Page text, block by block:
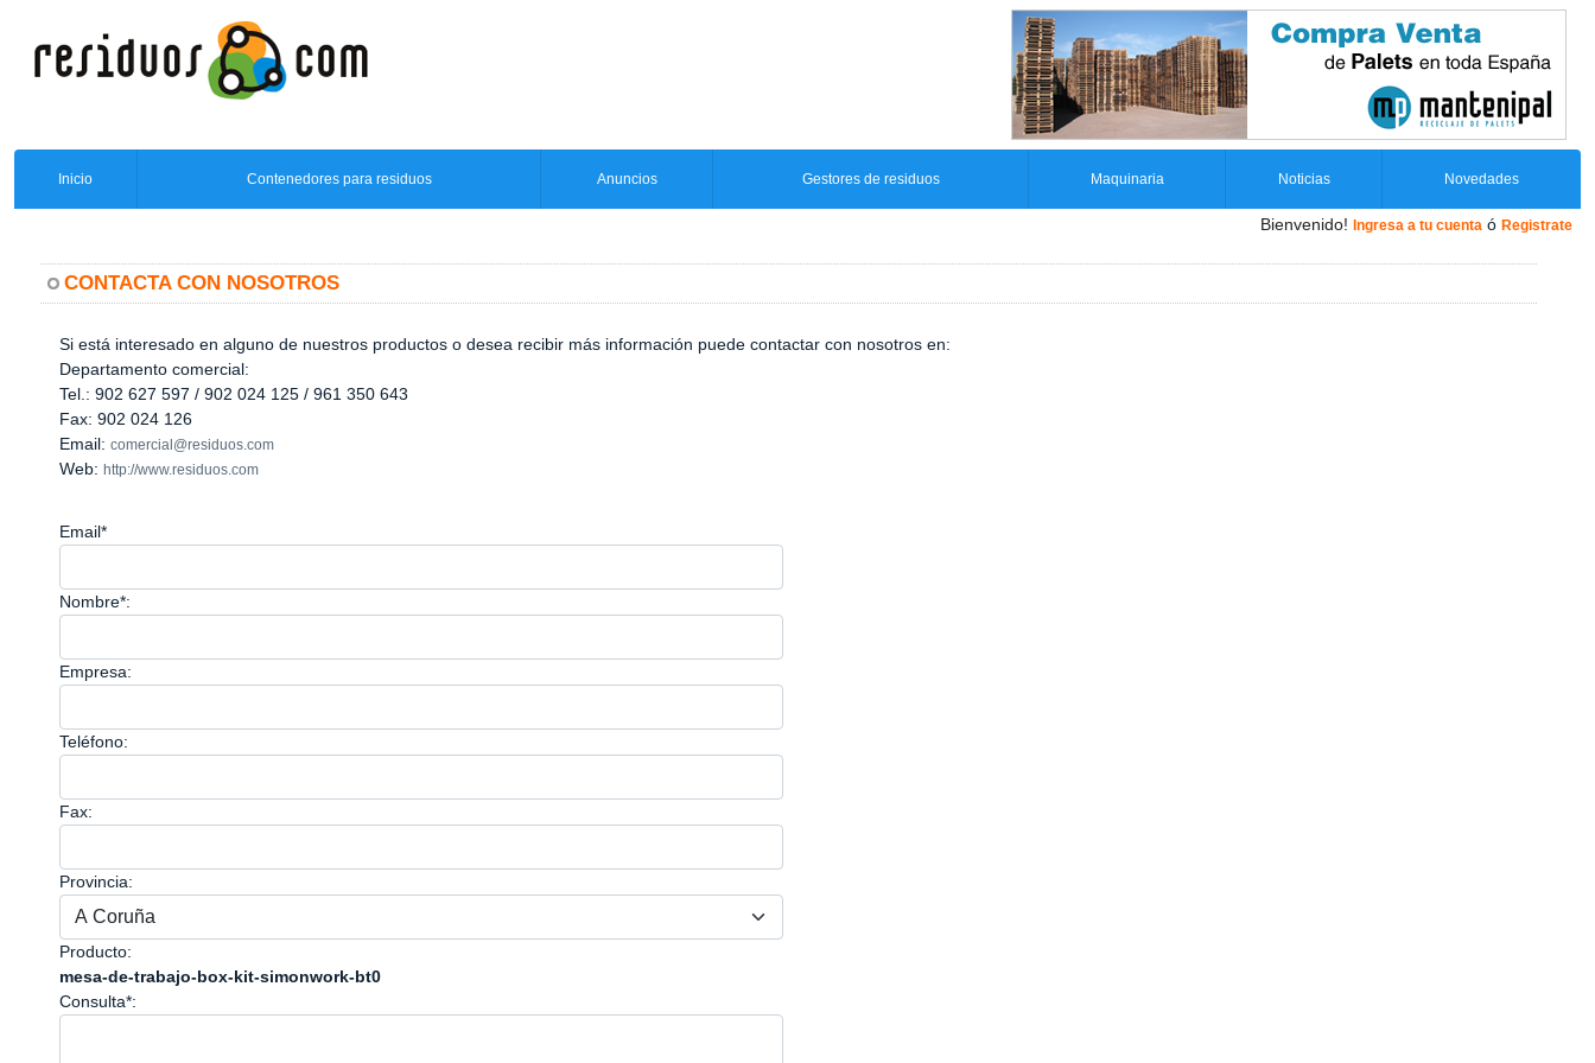
Inicio Contenedores para residuos Anuncios Gestores de residuos Maquinaria Noticias Novedades
Bienvenido! Ingresa a tu cuenta ó Registrate
CONTACTA CON NOSOTROS
Si está interesado en alguno de nuestros productos o desea recibir más información puede contactar con nosotros en:
Departamento comercial:
Tel.: 902 627 597 / 902 024 125 / 961 350 643
Fax: 902 024 126
Email: comercial@residuos.com
Web: http://www.residuos.com
Email*
Nombre*:
Empresa:
Teléfono:
Fax:
Provincia:
Producto:
mesa-de-trabajo-box-kit-simonwork-bt0
Consulta*: